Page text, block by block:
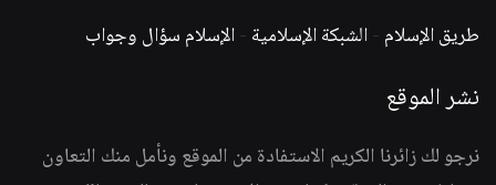
طريق الإسلام -الشبكة الإسلامية -الإسلام سؤال وجواب
نشر الموقع
نرجو لك زائرنا الكريم الاستفادة من الموقع ونأمل منك التعاون